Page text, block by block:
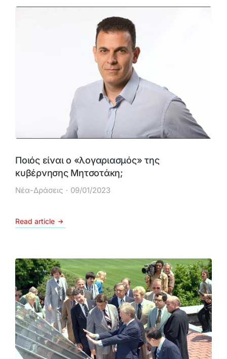
Ποιός είναι ο «λογαριασμός» της
κυβέρνησης Μητσοτάκη;
Νέα-Δράσεις 09/01/2023
Read article